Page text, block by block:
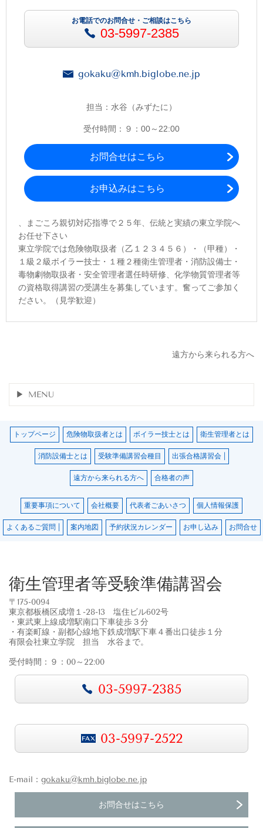
お電話でのお問合せ・ご相談はこちら
03-5997-2385
gokaku@kmh.biglobe.ne.jp
担当：水谷（みずたに）
受付時間：９：00～22:00
お問合せはこちら
お申込みはこちら
、まごころ親切対応指導で２５年、伝統と実績の東立学院へ
お任せ下さい
東立学院では危険物取扱者（乙１２３４５６）・（甲種）・
１級２級ボイラー技士・１種２種衛生管理者・消防設備士・
毒物劇物取扱者・安全管理者選任時研修、化学物質管理者等
の資格取得講習の受講生を募集しています。奮ってご参加く
ださい。（見学歓迎）
遠方から来られる方へ
MENU
トップページ 危険物取扱者とは ボイラー技士とは 衛生管理者とは
消防設備士とは 受験準備講習会種目 出張合格講習会 |
遠方から来られる方へ 合格者の声
重要事項について 会社概要 代表者ごあいさつ 個人情報保護
よくあるご質問 | 案内地図 予約状況カレンダー お申し込み お問合せ
衛生管理者等受験準備講習会
〒175-0094
東京都板橋区成増１-28-13 塩住ビル602号
・東武東上線成増駅南口下車徒歩３分
・有楽町線・副都心線地下鉄成増駅下車４番出口徒歩１分
有限会社東立学院 担当 水谷まで。
受付時間：９：00～22:00
03-5997-2385
03-5997-2522
E-mail： gokaku@kmh.biglobe.ne.jp
お問合せはこちら